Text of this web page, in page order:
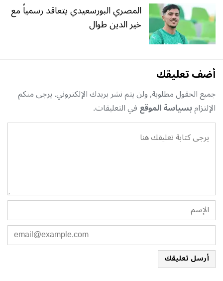
المصري البورسعيدي يتعاقد رسمياً مع
خير الدين طوال
أضف تعليقك
جميع الحقول مطلوبة, ولن يتم نشر بريدك الإلكتروني. يرجى منكم
الإلتزامبسياسة الموقعفي التعليقات.
أرسل تعليقك